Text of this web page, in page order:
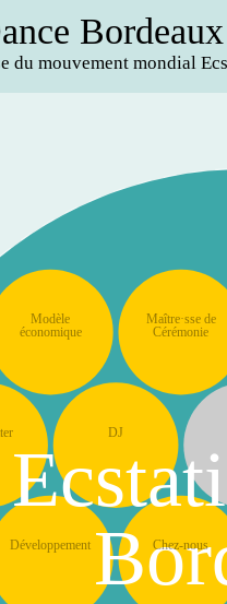
Bordeaux
du mouvement mondial
Chez-nous
DJ
Développement
Maître·sse de
Cérémonie
Modèle
économique